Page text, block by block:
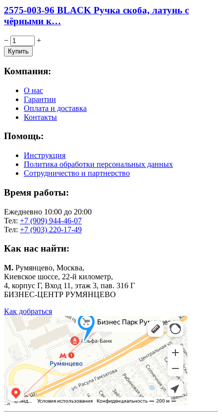
2575-003-96 BLACK Ручка скоба, латунь с
чёрными к…
− +
Компания:
О нас
Гарантии
Оплата и доставка
Контакты
Помощь:
Инструкция
Политика обработки персональных данных
Сотрудничество и партнерство
Время работы:
Ежедневно 10:00 до 20:00
Тел: +7 (909) 944-46-07
Тел: +7 (903) 220-17-49
Как нас найти:
М. Румянцево, Москва,
Киевское шоссе, 22-й километр,
4, корпус Г, Вход 11, этаж 3, пав. 316 Г
БИЗНЕС-ЦЕНТР РУМЯНЦЕВО
Как добраться